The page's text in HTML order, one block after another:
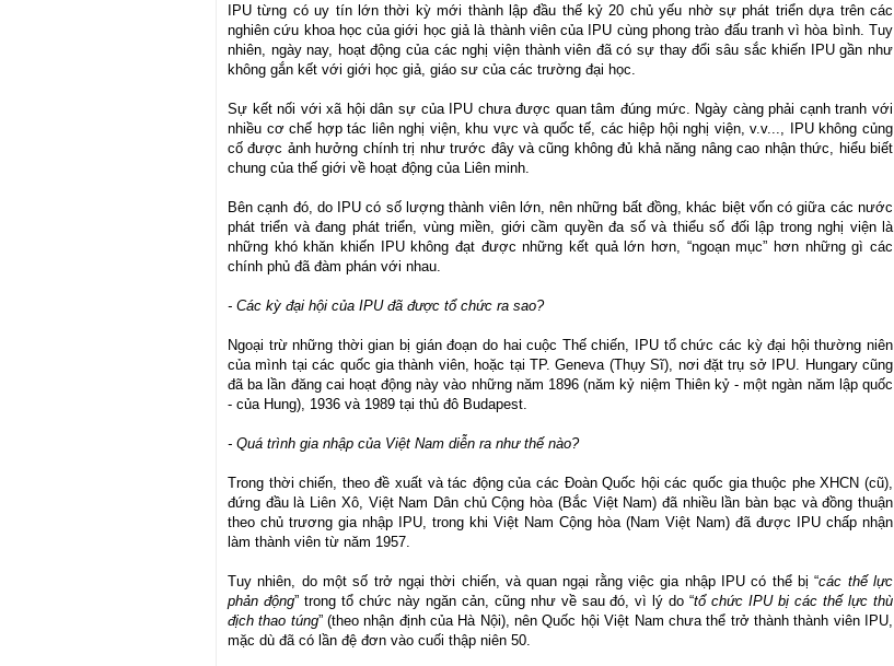
IPU từng có uy tín lớn thời kỳ mới thành lập đầu thế kỷ 20 chủ yếu nhờ sự phát triển dựa trên các
nghiên cứu khoa học của giới học giả là thành viên của IPU cùng phong trào đấu tranh vì hòa bình. Tuy
nhiên, ngày nay, hoạt động của các nghị viện thành viên đã có sự thay đổi sâu sắc khiến IPU gần như
không gắn kết với giới học giả, giáo sư của các trường đại học.
Sự kết nối với xã hội dân sự của IPU chưa được quan tâm đúng mức. Ngày càng phải cạnh tranh với
nhiều cơ chế hợp tác liên nghị viện, khu vực và quốc tế, các hiệp hội nghị viện, v.v..., IPU không củng
cố được ảnh hưởng chính trị như trước đây và cũng không đủ khả năng nâng cao nhận thức, hiểu biết
chung của thế giới về hoạt động của Liên minh.
Bên cạnh đó, do IPU có số lượng thành viên lớn, nên những bất đồng, khác biệt vốn có giữa các nước
phát triển và đang phát triển, vùng miền, giới cầm quyền đa số và thiểu số đối lập trong nghị viện là
những khó khăn khiến IPU không đạt được những kết quả lớn hơn, “ngoạn mục” hơn những gì các
chính phủ đã đàm phán với nhau.
- Các kỳ đại hội của IPU đã được tổ chức ra sao?
Ngoại trừ những thời gian bị gián đoạn do hai cuộc Thế chiến, IPU tổ chức các kỳ đại hội thường niên
của mình tại các quốc gia thành viên, hoặc tại TP. Geneva (Thụy Sĩ), nơi đặt trụ sở IPU. Hungary cũng
đã ba lần đăng cai hoạt động này vào những năm 1896 (năm kỷ niệm Thiên kỷ - một ngàn năm lập quốc
- của Hung), 1936 và 1989 tại thủ đô Budapest.
- Quá trình gia nhập của Việt Nam diễn ra như thế nào?
Trong thời chiến, theo đề xuất và tác động của các Đoàn Quốc hội các quốc gia thuộc phe XHCN (cũ),
đứng đầu là Liên Xô, Việt Nam Dân chủ Cộng hòa (Bắc Việt Nam) đã nhiều lần bàn bạc và đồng thuận
theo chủ trương gia nhập IPU, trong khi Việt Nam Cộng hòa (Nam Việt Nam) đã được IPU chấp nhận
làm thành viên từ năm 1957.
Tuy nhiên, do một số trở ngại thời chiến, và quan ngại rằng việc gia nhập IPU có thể bị “các thế lực
phản động” trong tổ chức này ngăn cản, cũng như về sau đó, vì lý do “tổ chức IPU bị các thế lực thù
địch thao túng” (theo nhận định của Hà Nội), nên Quốc hội Việt Nam chưa thể trở thành thành viên IPU,
mặc dù đã có lần đệ đơn vào cuối thập niên 50.